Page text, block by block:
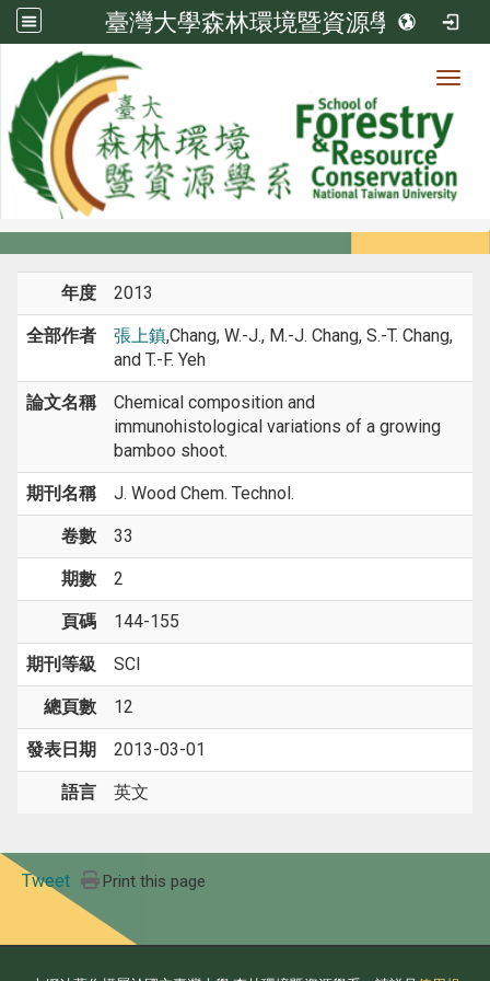
臺灣大學森林環境暨資源學系
系所成員
系所成員
年度 2013
全部作者 張上鎮,Chang, W.-J., M.-J. Chang, S.-T. Chang,
and T.-F. Yeh
論文名稱
Chemical composition and
immunohistological variations of a growing
bamboo shoot.
期刊名稱 J. Wood Chem. Technol.
卷數 33
期數 2
頁碼 144-155
期刊等級 SCI
總頁數 12
發表日期 2013-03-01
語言 英文
Tweet Print this page